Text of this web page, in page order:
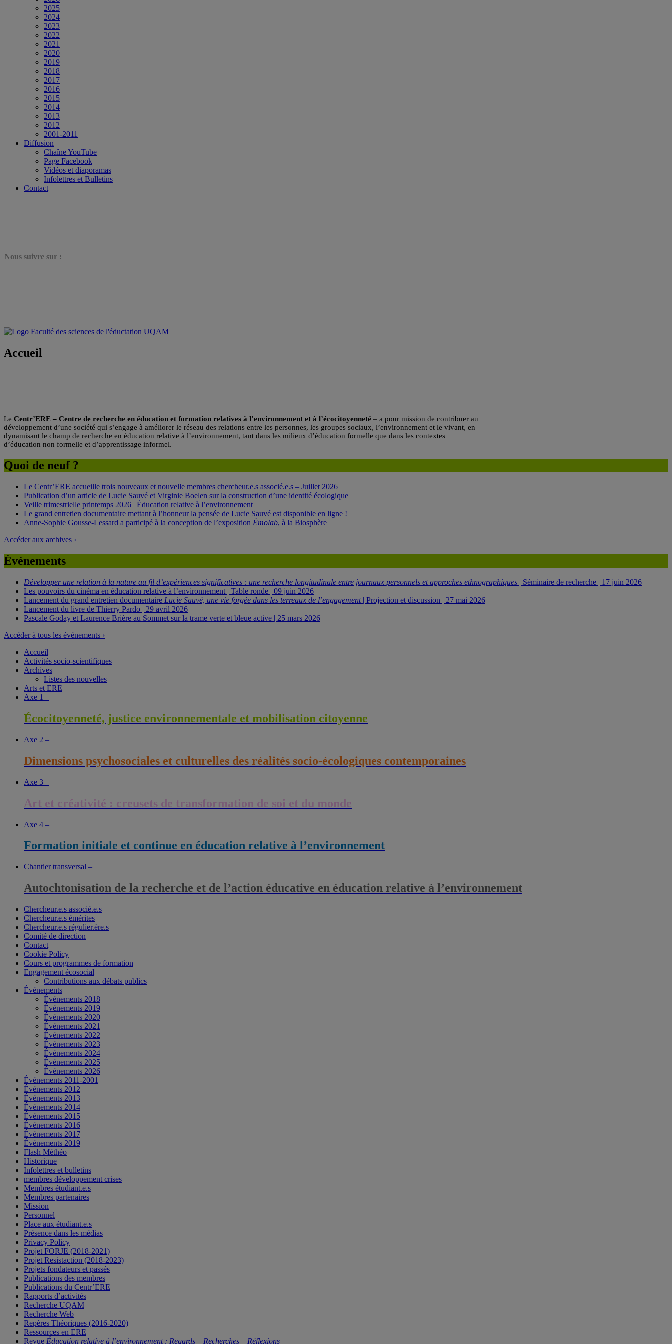
2025
2024
2023
2022
2021
2020
2019
2018
2017
2016
2015
2014
2013
2012
2001-2011
Diffusion
Chaîne YouTube
Page Facebook
Vidéos et diaporamas
Infolettres et Bulletins
Contact
Nous suivre sur :
Accueil
Le Centr’ERE – Centre de recherche en éducation et formation relatives à l’environnement et à l’écocitoyenneté – a pour mission de contribuer au
développement d’une société qui s’engage à améliorer le réseau des relations entre les personnes, les groupes sociaux, l’environnement et le vivant, en
dynamisant le champ de recherche en éducation relative à l’environnement, tant dans les milieux d’éducation formelle que dans les contextes
d’éducation non formelle et d’apprentissage informel.
Quoi de neuf ?
Le Centr’ERE accueille trois nouveaux et nouvelle membres chercheur.e.s associé.e.s – Juillet 2026
Publication d’un article de Lucie Sauvé et Virginie Boelen sur la construction d’une identité écologique
Veille trimestrielle printemps 2026 | Éducation relative à l’environnement
Le grand entretien documentaire mettant à l’honneur la pensée de Lucie Sauvé est disponible en ligne !
Anne-Sophie Gousse-Lessard a participé à la conception de l’exposition Émolab, à la Biosphère
Accéder aux archives ›
Événements
Développer une relation à la nature au fil d’expériences significatives : une recherche longitudinale entre journaux personnels et approches ethnographiques | Séminaire de recherche | 17 juin 2026
Les pouvoirs du cinéma en éducation relative à l’environnement | Table ronde | 09 juin 2026
Lancement du grand entretien documentaire Lucie Sauvé, une vie forgée dans les terreaux de l’engagement| Projection et discussion | 27 mai 2026
Lancement du livre de Thierry Pardo | 29 avril 2026
Pascale Goday et Laurence Brière au Sommet sur la trame verte et bleue active | 25 mars 2026
Accéder à tous les événements ›
Accueil
Activités socio-scientifiques
Archives
Listes des nouvelles
Arts et ERE
Axe 1 –
Écocitoyenneté, justice environnementale et mobilisation citoyenne
Axe 2 –
Dimensions psychosociales et culturelles des réalités socio-écologiques contemporaines
Axe 3 –
Art et créativité : creusets de transformation de soi et du monde
Axe 4 –
Formation initiale et continue en éducation relative à l’environnement
Chantier transversal –
Autochtonisation de la recherche et de l’action éducative en éducation relative à l’environnement
Chercheur.e.s associé.e.s
Chercheur.e.s émérites
Chercheur.e.s régulier.ère.s
Comité de direction
Contact
Cookie Policy
Cours et programmes de formation
Engagement écosocial
Contributions aux débats publics
Événements
Événements 2018
Événements 2019
Événements 2020
Événements 2021
Événements 2022
Événements 2023
Événements 2024
Événements 2025
Événements 2026
Événements 2011-2001
Événements 2012
Événements 2013
Événements 2014
Événements 2015
Événements 2016
Événements 2017
Événements 2019
Flash Méthéo
Historique
Infolettres et bulletins
membres développement crises
Membres étudiant.e.s
Membres partenaires
Mission
Personnel
Place aux étudiant.e.s
Présence dans les médias
Privacy Policy
Projet FORJE (2018-2021)
Projet Resistaction (2018-2023)
Projets fondateurs et passés
Publications des membres
Publications du Centr’ERE
Rapports d’activités
Recherche UQAM
Recherche Web
Repères Théoriques (2016-2020)
Ressources en ERE
Revue Éducation relative à l’environnement : Regards – Recherches – Réflexions